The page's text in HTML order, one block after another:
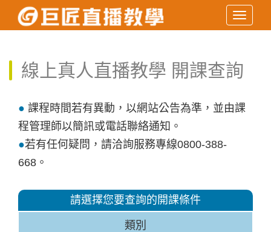
Toggle
線上真人直播教學 開課查詢
● 課程時間若有異動，以網站公告為準，並由課
程管理師以簡訊或電話聯絡通知。
●若有任何疑問，請洽詢服務專線0800-388-
668。
請選擇您要查詢的開課條件
類別